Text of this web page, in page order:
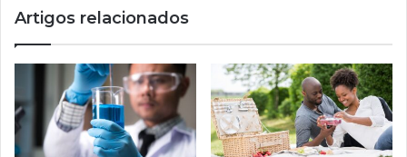
Artigos relacionados